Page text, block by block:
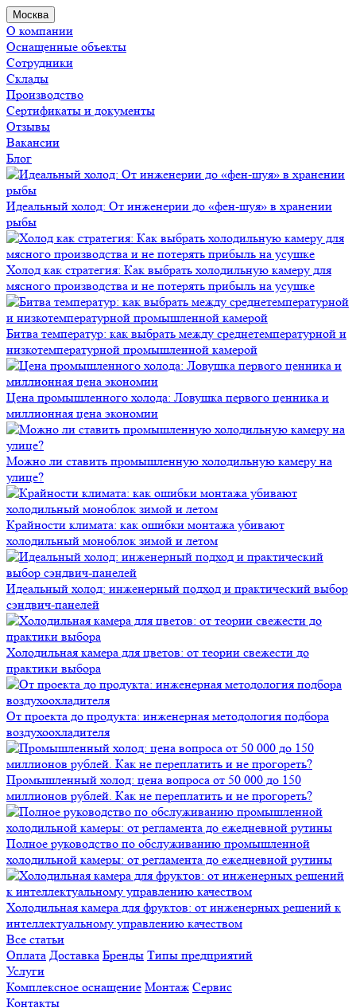
Москва
О компании
Оснащенные объекты
Сотрудники
Склады
Производство
Сертификаты и документы
Отзывы
Вакансии
Блог
Идеальный холод: От инженерии до «фен-шуя» в хранении
рыбы
Холод как стратегия: Как выбрать холодильную камеру для
мясного производства и не потерять прибыль на усушке
Битва температур: как выбрать между среднетемпературной и
низкотемпературной промышленной камерой
Цена промышленного холода: Ловушка первого ценника и
миллионная цена экономии
Можно ли ставить промышленную холодильную камеру на
улице?
Крайности климата: как ошибки монтажа убивают
холодильный моноблок зимой и летом
Идеальный холод: инженерный подход и практический выбор
сэндвич-панелей
Холодильная камера для цветов: от теории свежести до
практики выбора
От проекта до продукта: инженерная методология подбора
воздухоохладителя
Промышленный холод: цена вопроса от 50 000 до 150
миллионов рублей. Как не переплатить и не прогореть?
Полное руководство по обслуживанию промышленной
холодильной камеры: от регламента до ежедневной рутины
Холодильная камера для фруктов: от инженерных решений к
интеллектуальному управлению качеством
Все статьи
Оплата Доставка Бренды Типы предприятий
Услуги
Комплексное оснащение Монтаж Сервис
Контакты